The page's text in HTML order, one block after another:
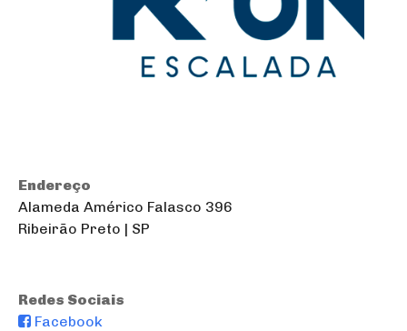
Endereço
Alameda Américo Falasco 396
Ribeirão Preto | SP
Redes Sociais
Facebook